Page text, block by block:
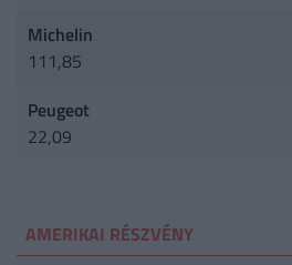
Michelin
111,85
Peugeot
22,09
AMERIKAI RÉSZVÉNY